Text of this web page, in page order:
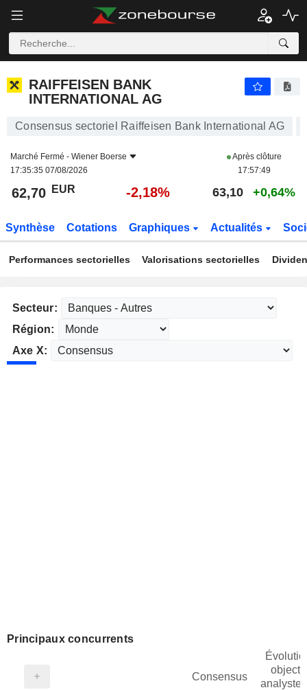
RAIFFEISEN BANK
INTERNATIONAL AG
Consensus sectoriel Raiffeisen Bank International AG
Marché Fermé - Wiener Boerse
17:35:35 07/08/2026
Après clôture
17:57:49
62,70 EUR -2,18% 63,10 +0,64%
Synthèse Cotations Graphiques Actualités
Performances sectorielles Valorisations sectorielles
Secteur:
Région:
Axe X:
Principaux concurrents
Consensus
objectif